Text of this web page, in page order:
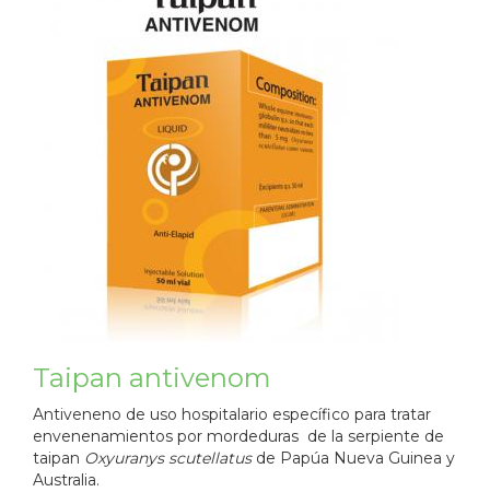
Taipan antivenom
Antiveneno de uso hospitalario específico para tratar
envenenamientos por mordeduras de la serpiente de
taipan Oxyuranys scutellatusde Papúa Nueva Guinea y
Australia.